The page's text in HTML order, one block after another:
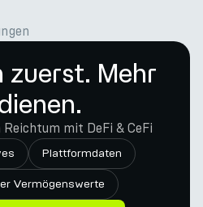
zuerst. Mehr
mit DeFi & CeFi
Plattformdaten
Vermögenswerte